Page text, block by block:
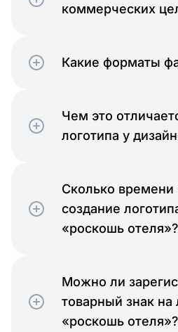
коммерческих
Какие форматы
Чем это
логотипа у
Сколько времени
создание
«роскошь отеля»?
Можно ли
товарный знак на
«роскошь отеля»?